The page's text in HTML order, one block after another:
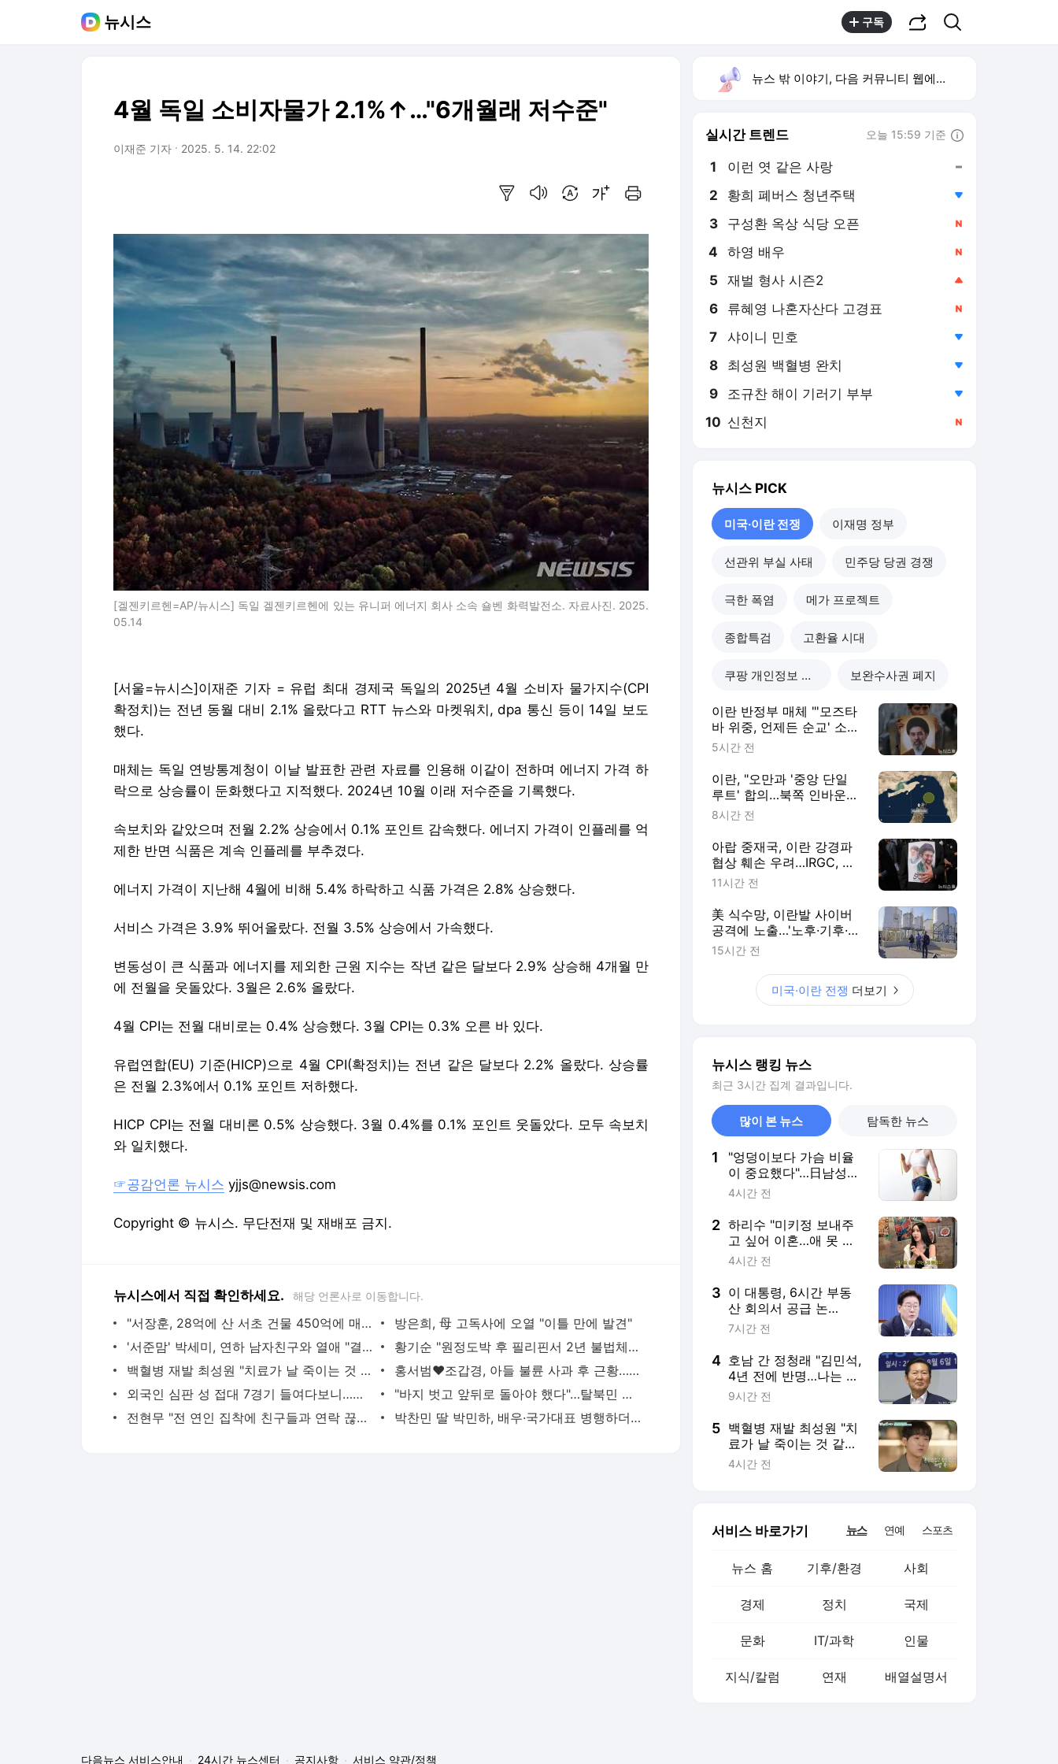
뉴시스 구독
4월 독일 소비자물가 2.1%↑…"6개월래 저수준"
이재준 기자 2025. 5. 14. 22:02
[겔젠키르헨=AP/뉴시스] 독일 겔젠키르헨에 있는 유니퍼 에너지 회사 소속 숄벤 화력발전소. 자료사진. 2025.
05.14
[서울=뉴시스]이재준 기자 = 유럽 최대 경제국 독일의 2025년 4월 소비자 물가지수(CPI
확정치)는 전년 동월 대비 2.1% 올랐다고 RTT 뉴스와 마켓워치, dpa 통신 등이 14일 보도
했다.
매체는 독일 연방통계청이 이날 발표한 관련 자료를 인용해 이같이 전하며 에너지 가격 하
락으로 상승률이 둔화했다고 지적했다. 2024년 10월 이래 저수준을 기록했다.
속보치와 같았으며 전월 2.2% 상승에서 0.1% 포인트 감속했다. 에너지 가격이 인플레를 억
제한 반면 식품은 계속 인플레를 부추겼다.
에너지 가격이 지난해 4월에 비해 5.4% 하락하고 식품 가격은 2.8% 상승했다.
서비스 가격은 3.9% 뛰어올랐다. 전월 3.5% 상승에서 가속했다.
변동성이 큰 식품과 에너지를 제외한 근원 지수는 작년 같은 달보다 2.9% 상승해 4개월 만
에 전월을 웃돌았다. 3월은 2.6% 올랐다.
4월 CPI는 전월 대비로는 0.4% 상승했다. 3월 CPI는 0.3% 오른 바 있다.
유럽연합(EU) 기준(HICP)으로 4월 CPI(확정치)는 전년 같은 달보다 2.2% 올랐다. 상승률
은 전월 2.3%에서 0.1% 포인트 저하했다.
HICP CPI는 전월 대비론 0.5% 상승했다. 3월 0.4%를 0.1% 포인트 웃돌았다. 모두 속보치
와 일치했다.
☞공감언론 뉴시스 yjjs@newsis.com
Copyright © 뉴시스. 무단전재 및 재배포 금지.
뉴시스에서 직접 확인하세요. 해당 언론사로 이동합니다.
"서장훈, 28억에 산 서초 건물 450억에 매물로"
방은희, 母 고독사에 오열 "이틀 만에 발견"
'서준맘' 박세미, 연하 남자친구와 열애 "결혼 생각도"
황기순 "원정도박 후 필리핀서 2년 불법체류…1년간 은둔"
백혈병 재발 최성원 "치료가 날 죽이는 것 같았다" 눈물
홍서범♥조갑경, 아들 불륜 사과 후 근황…밝은 미소
외국인 심판 성 접대 7경기 들여다보니…한국 축구 '5승 2무'
"바지 벗고 앞뒤로 돌아야 했다"…탈북민 김서아, 기쁨조 검사 수치심 회상
전현무 "전 연인 집착에 친구들과 연락 끊어"
박찬민 딸 박민하, 배우·국가대표 병행하더니…여유로운 근황 공개
뉴스 밖 이야기, 다음 커뮤니티 웹에서 보기
실시간 트렌드 오늘 15:59 기준
1 이런 엿 같은 사랑
2 황희 폐버스 청년주택
4 하영 배우
5 재벌 형사 시즌2
6 류혜영 나혼자산다 고경표
7 샤이니 민호
8 최성원 백혈병 완치
9 조규찬 해이 기러기 부부
10 신천지
뉴시스 PICK
미국·이란 전쟁 이재명 정부
선관위 부실 사태 민주당 당권 경쟁
극한 폭염 메가 프로젝트
종합특검 고환율 시대
쿠팡 개인정보 유출 보완수사권 폐지
이란 반정부 매체 "'모즈타
바 위중, 언제든 순교' 소문
확산"
5시간 전
이란, "오만과 '중앙 단일
루트' 합의…북쪽 인바운드·
남쪽 아웃바운드는 임시"
8시간 전
아랍 중재국, 이란 강경파
협상 훼손 우려…IRGC, 통
항료·제재 해제 보장 요구
11시간 전
美 식수망, 이란발 사이버
공격에 노출…'노후·기후·보
안' 삼중고
15시간 전
미국·이란 전쟁 더보기
뉴시스 랭킹 뉴스
최근 3시간 집계 결과입니다.
많이 본 뉴스 탐독한 뉴스
1
"엉덩이보다 가슴 비율
이 중요했다"…日남성들
이 매력적으로 느낀 여
4시간 전
2 하리수 "미키정 보내주
고 싶어 이혼…애 못 낳
아 미안했다"
4시간 전
3 이 대통령, 6시간 부동
산 회의서 공급 논
의…"기존 사고 방식에
실천"(종합)
7시간 전
4 호남 간 정청래 "김민석,
4년 전에 반명…나는 노
무현 키즈"(종합)
9시간 전
5 백혈병 재발 최성원 "치
료가 날 죽이는 것 같았
다" 눈물
4시간 전
서비스 바로가기 뉴스 연예 스포츠
뉴스 홈 기후/환경 사회
경제 정치 국제
문화 IT/과학 인물
지식/칼럼 연재 배열설명서
다음뉴스 서비스안내 24시간 뉴스센터 공지사항 서비스 약관/정책